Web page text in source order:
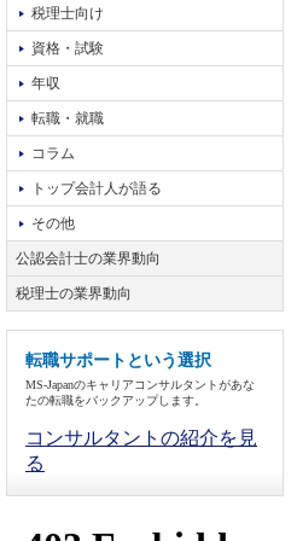
税理士向け
資格・試験
年収
転職・就職
コラム
トップ会計人が語る
その他
公認会計士の業界動向
税理士の業界動向
転職サポートという選択
MS-Japanのキャリアコンサルタントがあな
たの転職をバックアップします。
コンサルタントの紹介を見
る